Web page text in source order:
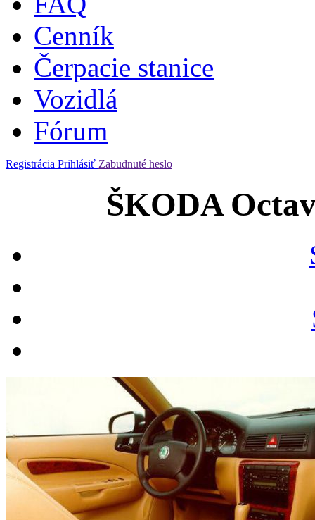
Cenník
Čerpacie stanice
Vozidlá
Fórum
Registrácia Prihlásiť Zabudnuté heslo
ŠKODA